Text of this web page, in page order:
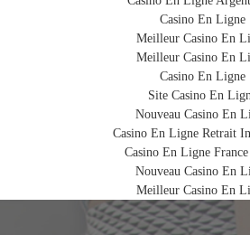
Casino En Ligne
Meilleur Casino En
Meilleur Casino En
Casino En Ligne
Site Casino En
Nouveau Casino En
Casino En Ligne Retrait
Casino En Ligne
Nouveau Casino En
Meilleur Casino En